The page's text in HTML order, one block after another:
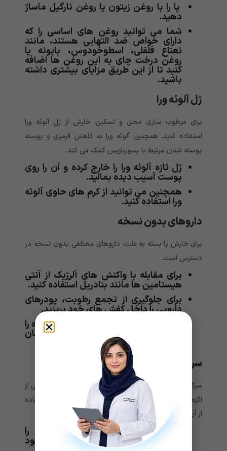
پا را با روغن زیتون یا روغن نارگیل ماساژ
دهید.
شما می توانید روغن های اساسی را که
دارای خواص ضد التهابی هستند، مانند
نعناع فلفلی، اسطوخودوس، بابونه یا
روغن درخت چای به این روغن ها اضافه
کنید تا از این طریق مزایای بیشتری داشته
باشید.
ژل آلوئه ورا
برای مرطوب سازی محل و تسکین خارش از ژل آلوئه ورا
استفاده کنید. همچنین آلوئه ورا به کاهش قرمزی و پوسته
پوسته شدن مرتبط با پسوریازیس کمک می کند.
ژل تازه آلوئه ورا را خارج کرده و آن را روی
پوست آسیب دیده بمالید.
همچنین می توانید از کرم های حاوی آلوئه
ورا استفاده کنید.
داروهای بدون نسخه
برای خارش پا بسته به علت، داروهای مختلفی بدون نسخه در
دسترس است.
برای مقابله با واکنش های آلرژیک از آنتی
هیستامین ها مانند بنادریل استفاده کنید.
برای جلوگیری از تجمع رطوبت، پودرهای
دارویی را داخل کفش های خود بریزید.
صابون های ضد قارچ و ضد عفونی کننده را
برای کنترل اگزما و پای ورزشکار امتحان
سرکه سیب
سرکه سیب (ACV) به طور طبیعی برای کنترل خارش پا ناشی از
اگزما استفاده شده است. با این حال، هیچ مطالعه ای استفاده
از آن را تأیید نمی کند.
قسمتهای مساوی سرکه سیب و آب را
مخلوط کرده و محلول را به پاهای خود